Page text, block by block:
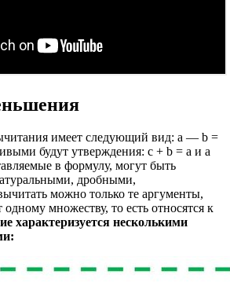
имеет следующий вид: a — b =
будут утверждения: с + b = a и a
в формулу, могут быть
дробными,
можно только те аргументы,
множеству, то есть относятся к
характеризуется несколькими